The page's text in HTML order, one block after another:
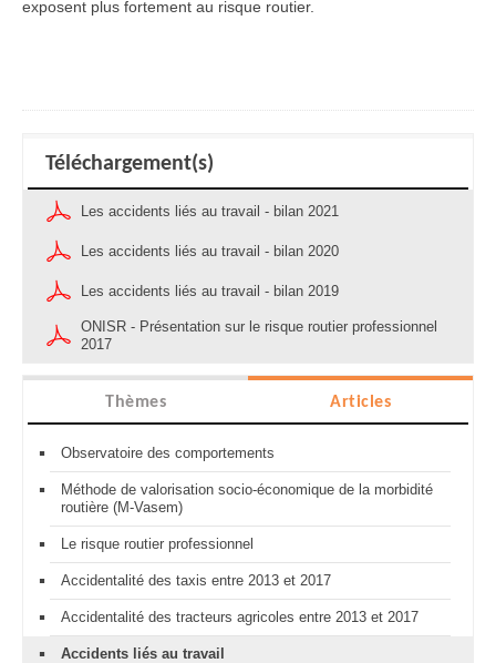
exposent plus fortement au risque routier.
Téléchargement(s)
Les accidents liés au travail - bilan 2021
Les accidents liés au travail - bilan 2020
Les accidents liés au travail - bilan 2019
ONISR - Présentation sur le risque routier professionnel
2017
Thèmes Articles
Observatoire des comportements
Méthode de valorisation socio-économique de la morbidité
routière (M-Vasem)
Le risque routier professionnel
Accidentalité des taxis entre 2013 et 2017
Accidentalité des tracteurs agricoles entre 2013 et 2017
Accidents liés au travail